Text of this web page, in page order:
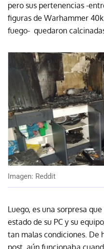
pero sus pertenencias -
figuras de Warhammer
fuego- quedaron
Imagen: Reddit
Luego, es una sorpresa
estado de su PC y su
tan malas condiciones. De